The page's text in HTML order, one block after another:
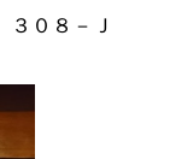
０８－Ｊ